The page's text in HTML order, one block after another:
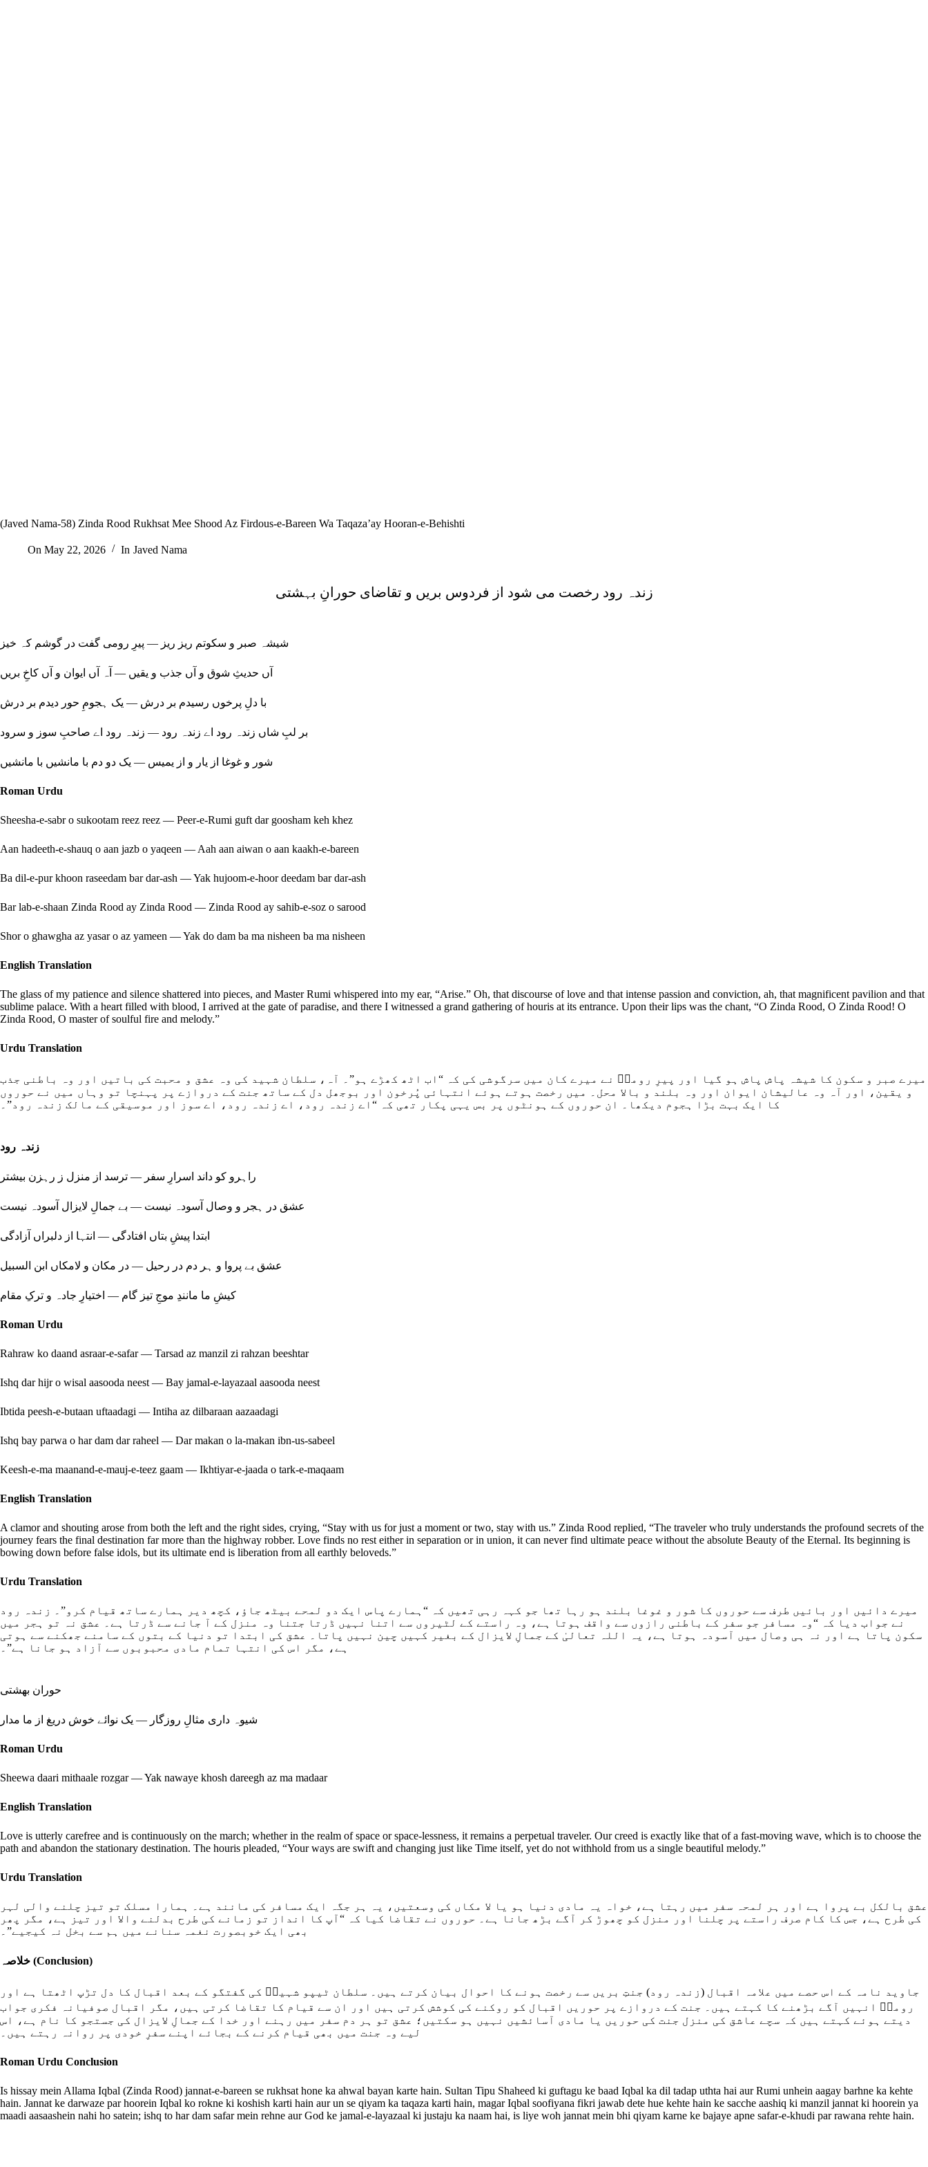
(Javed Nama-58) Zinda Rood Rukhsat Mee Shood Az Firdous-e-Bareen Wa Taqaza’ay Hooran-e-Behishti
On May 22, 2026 In Javed Nama
زندہ رود رخصت می شود از فردوس بریں و تقاضای حورانِ بہشتی
شیشہ صبر و سکوتم ریز ریز — پیرِ رومی گفت در گوشم کہ خیز
آں حدیثِ شوق و آں جذب و یقیں — آہ آں ایوان و آں کاخِ بریں
با دلِ پرخوں رسیدم بر درش — یک ہجومِ حور دیدم بر درش
بر لبِ شاں زندہ رود اے زندہ رود — زندہ رود اے صاحبِ سوز و سرود
شور و غوغا از یار و از یمیس — یک دو دم با مانشیں با مانشیں
Roman Urdu
Sheesha-e-sabr o sukootam reez reez — Peer-e-Rumi guft dar goosham keh khez
Aan hadeeth-e-shauq o aan jazb o yaqeen — Aah aan aiwan o aan kaakh-e-bareen
Ba dil-e-pur khoon raseedam bar dar-ash — Yak hujoom-e-hoor deedam bar dar-ash
Bar lab-e-shaan Zinda Rood ay Zinda Rood — Zinda Rood ay sahib-e-soz o sarood
Shor o ghawgha az yasar o az yameen — Yak do dam ba ma nisheen ba ma nisheen
English Translation
The glass of my patience and silence shattered into pieces, and Master Rumi whispered into my ear, “Arise.” Oh, that discourse of love and that intense passion and conviction, ah, that magnificent pavilion and that
sublime palace. With a heart filled with blood, I arrived at the gate of paradise, and there I witnessed a grand gathering of houris at its entrance. Upon their lips was the chant, “O Zinda Rood, O Zinda Rood! O
Zinda Rood, O master of soulful fire and melody.”
Urdu Translation
میرے صبر و سکون کا شیشہ پاش پاش ہو گیا اور پیرِ رومیؒ نے میرے کان میں سرگوشی کی کہ “اب اٹھ کھڑے ہو”۔ آہ، سلطان شہید کی وہ عشق و محبت کی باتیں اور وہ باطنی جذب
و یقین، اور آہ وہ عالیشان ایوان اور وہ بلند و بالا محل۔ میں رخصت ہوتے ہوئے انتہائی پُرخون اور بوجھل دل کے ساتھ جنت کے دروازے پر پہنچا تو وہاں میں نے حوروں
کا ایک بہت بڑا ہجوم دیکھا۔ ان حوروں کے ہونٹوں پر بس یہی پکار تھی کہ “اے زندہ رود، اے زندہ رود، اے سوز اور موسیقی کے مالک زندہ رود”۔
زندہ رود
راہرو کو داند اسرارِ سفر — ترسد از منزل ز رہزن بیشتر
عشق در ہجر و وصال آسودہ نیست — بے جمالِ لایزال آسودہ نیست
ابتدا پیشِ بتاں افتادگی — انتہا از دلبراں آزادگی
عشق بے پروا و ہر دم در رحیل — در مکان و لامکاں ابن السبیل
کیشِ ما مانندِ موجِ تیز گام — اختیارِ جادہ و ترکِ مقام
Roman Urdu
Rahraw ko daand asraar-e-safar — Tarsad az manzil zi rahzan beeshtar
Ishq dar hijr o wisal aasooda neest — Bay jamal-e-layazaal aasooda neest
Ibtida peesh-e-butaan uftaadagi — Intiha az dilbaraan aazaadagi
Ishq bay parwa o har dam dar raheel — Dar makan o la-makan ibn-us-sabeel
Keesh-e-ma maanand-e-mauj-e-teez gaam — Ikhtiyar-e-jaada o tark-e-maqaam
English Translation
A clamor and shouting arose from both the left and the right sides, crying, “Stay with us for just a moment or two, stay with us.” Zinda Rood replied, “The traveler who truly understands the profound secrets of the
journey fears the final destination far more than the highway robber. Love finds no rest either in separation or in union, it can never find ultimate peace without the absolute Beauty of the Eternal. Its beginning is
bowing down before false idols, but its ultimate end is liberation from all earthly beloveds.”
Urdu Translation
میرے دائیں اور بائیں طرف سے حوروں کا شور و غوغا بلند ہو رہا تھا جو کہہ رہی تھیں کہ “ہمارے پاس ایک دو لمحے بیٹھ جاؤ، کچھ دیر ہمارے ساتھ قیام کرو”۔ زندہ رود
نے جواب دیا کہ “وہ مسافر جو سفر کے باطنی رازوں سے واقف ہوتا ہے، وہ راستے کے لٹیروں سے اتنا نہیں ڈرتا جتنا وہ منزل کے آ جانے سے ڈرتا ہے۔ عشق نہ تو ہجر میں
سکون پاتا ہے اور نہ ہی وصال میں آسودہ ہوتا ہے، یہ اللہ تعالیٰ کے جمالِ لایزال کے بغیر کہیں چین نہیں پاتا۔ عشق کی ابتدا تو دنیا کے بتوں کے سامنے جھکنے سے ہوتی
ہے، مگر اس کی انتہا تمام مادی محبوبوں سے آزاد ہو جانا ہے”۔
شیوہ داری مثالِ روزگار — یک نوائے خوش دریغ از ما مدار
Roman Urdu
Sheewa daari mithaale rozgar — Yak nawaye khosh dareegh az ma madaar
English Translation
Love is utterly carefree and is continuously on the march; whether in the realm of space or space-lessness, it remains a perpetual traveler. Our creed is exactly like that of a fast-moving wave, which is to choose the
path and abandon the stationary destination. The houris pleaded, “Your ways are swift and changing just like Time itself, yet do not withhold from us a single beautiful melody.”
Urdu Translation
عشق بالکل بے پروا ہے اور ہر لمحہ سفر میں رہتا ہے، خواہ یہ مادی دنیا ہو یا لا مکاں کی وسعتیں، یہ ہر جگہ ایک مسافر کی مانند ہے۔ ہمارا مسلک تو تیز چلنے والی لہر
کی طرح ہے، جس کا کام صرف راستے پر چلنا اور منزل کو چھوڑ کر آگے بڑھ جانا ہے۔ حوروں نے تقاضا کیا کہ “آپ کا انداز تو زمانے کی طرح بدلنے والا اور تیز ہے، مگر پھر
بھی ایک خوبصورت نغمہ سنانے میں ہم سے بخل نہ کیجیے”۔
خلاصہ (Conclusion)
جاوید نامہ کے اس حصے میں علامہ اقبال (زندہ رود) جنتِ بریں سے رخصت ہونے کا احوال بیان کرتے ہیں۔ سلطان ٹیپو شہیدؒ کی گفتگو کے بعد اقبال کا دل تڑپ اٹھتا ہے اور
رومیؒ انہیں آگے بڑھنے کا کہتے ہیں۔ جنت کے دروازے پر حوریں اقبال کو روکنے کی کوشش کرتی ہیں اور ان سے قیام کا تقاضا کرتی ہیں، مگر اقبال صوفیانہ فکری جواب
دیتے ہوئے کہتے ہیں کہ سچے عاشق کی منزل جنت کی حوریں یا مادی آسائشیں نہیں ہو سکتیں؛ عشق تو ہر دم سفر میں رہنے اور خدا کے جمالِ لایزال کی جستجو کا نام ہے، اس
لیے وہ جنت میں بھی قیام کرنے کے بجائے اپنے سفرِ خودی پر روانہ رہتے ہیں۔
Roman Urdu Conclusion
Is hissay mein Allama Iqbal (Zinda Rood) jannat-e-bareen se rukhsat hone ka ahwal bayan karte hain. Sultan Tipu Shaheed ki guftagu ke baad Iqbal ka dil tadap uthta hai aur Rumi unhein aagay barhne ka kehte
hain. Jannat ke darwaze par hoorein Iqbal ko rokne ki koshish karti hain aur un se qiyam ka taqaza karti hain, magar Iqbal soofiyana fikri jawab dete hue kehte hain ke sacche aashiq ki manzil jannat ki hoorein ya
maadi aasaashein nahi ho satein; ishq to har dam safar mein rehne aur God ke jamal-e-layazaal ki justaju ka naam hai, is liye woh jannat mein bhi qiyam karne ke bajaye apne safar-e-khudi par rawana rehte hain.